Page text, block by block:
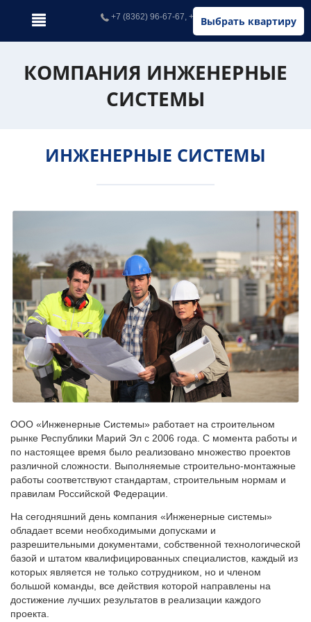
Выбрать квартиру
+7 (8362) 96-67-67, +7 (902) 326-67-67
КОМПАНИЯ ИНЖЕНЕРНЫЕ
СИСТЕМЫ
ИНЖЕНЕРНЫЕ СИСТЕМЫ
ООО «Инженерные Системы» работает на строительном
рынке Республики Марий Эл с 2006 года. С момента работы и
по настоящее время было реализовано множество проектов
различной сложности. Выполняемые строительно-монтажные
работы соответствуют стандартам, строительным нормам и
правилам Российской Федерации.
На сегодняшний день компания «Инженерные системы»
обладает всеми необходимыми допусками и
разрешительными документами, собственной технологической
базой и штатом квалифицированных специалистов, каждый из
которых является не только сотрудником, но и членом
большой команды, все действия которой направлены на
достижение лучших результатов в реализации каждого
проекта.